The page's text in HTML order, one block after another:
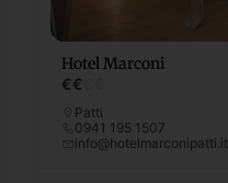
Hotel Marconi
€€
Patti
0941 195 1507
info@hotelmarconipatti.it